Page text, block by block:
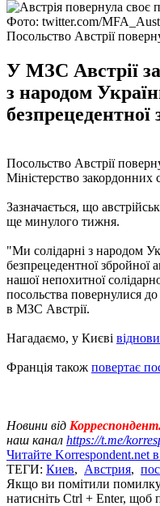
Фото: twitter.com/
Посольство Австрії
У МЗС Австрії
з народом
безпрецедентної
Посольство Австрії
Міністерство закордонних
Зазначається, що
ще минулого тижня.
"Ми солідарні з народом
безпрецедентної
нашої непохитної
посольства повернулися
в МЗС Австрії.
Нагадаємо, у Києві
Франція також повертає
Новини від
наш канал https://t.me/
Читайте Korrespondent.net
ТЕГИ: Киев, Австрия,
Якщо ви помітили помилку,
натисніть Ctrl + Enter, щоб